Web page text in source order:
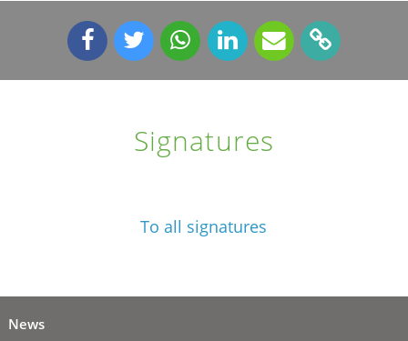
Signatures
To all signatures
News